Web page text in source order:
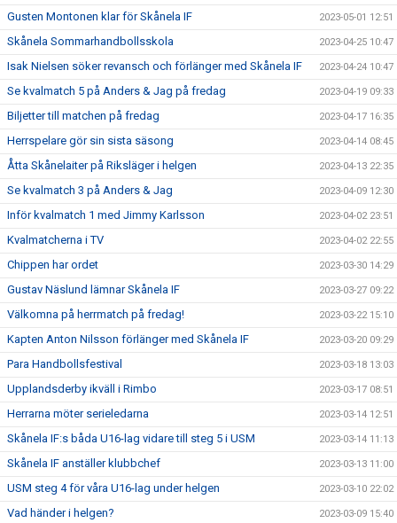
Gusten Montonen klar för Skånela IF 2023-05-01 12:51
Skånela Sommarhandbollsskola 2023-04-25 10:47
Isak Nielsen söker revansch och förlänger med Skånela IF 2023-04-24 10:47
Se kvalmatch 5 på Anders & Jag på fredag 2023-04-19 09:33
Biljetter till matchen på fredag 2023-04-17 16:35
Herrspelare gör sin sista säsong 2023-04-14 08:45
Åtta Skånelaiter på Riksläger i helgen 2023-04-13 22:35
Se kvalmatch 3 på Anders & Jag 2023-04-09 12:30
Inför kvalmatch 1 med Jimmy Karlsson 2023-04-02 23:51
Kvalmatcherna i TV 2023-04-02 22:55
Chippen har ordet 2023-03-30 14:29
Gustav Näslund lämnar Skånela IF 2023-03-27 09:22
Välkomna på herrmatch på fredag! 2023-03-22 15:10
Kapten Anton Nilsson förlänger med Skånela IF 2023-03-20 09:29
Para Handbollsfestival 2023-03-18 13:03
Upplandsderby ikväll i Rimbo 2023-03-17 08:51
Herrarna möter serieledarna 2023-03-14 12:51
Skånela IF:s båda U16-lag vidare till steg 5 i USM 2023-03-14 11:13
Skånela IF anställer klubbchef 2023-03-13 11:00
USM steg 4 för våra U16-lag under helgen 2023-03-10 22:02
Vad händer i helgen? 2023-03-09 15:40